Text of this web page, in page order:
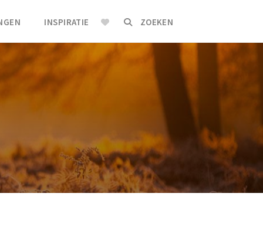
INSPIRATIE ZOEKEN